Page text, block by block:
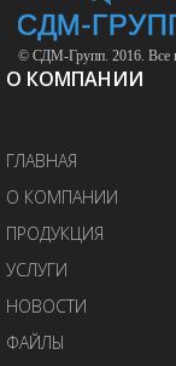
© СДМ-Групп. 2016. Все
О КОМПАНИИ
ГЛАВНАЯ
О КОМПАНИИ
ПРОДУКЦИЯ
УСЛУГИ
НОВОСТИ
ФАЙЛЫ